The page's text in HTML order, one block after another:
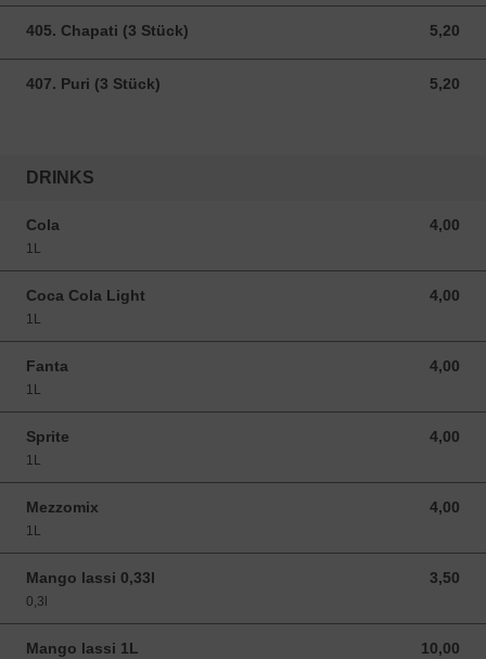
405. Chapati (3 Stück) 5,20
5,20 EUR
407. Puri (3 Stück) 5,20
5,20 EUR
DRINKS
Cola 4,00
4,00 EUR
1L
Coca Cola Light 4,00
4,00 EUR
1L
Fanta 4,00
4,00 EUR
1L
Sprite 4,00
4,00 EUR
1L
Mezzomix 4,00
4,00 EUR
1L
Mango lassi 0,33l 3,50
3,50 EUR
0,3l
Mango lassi 1L 10,00
10,00 EUR